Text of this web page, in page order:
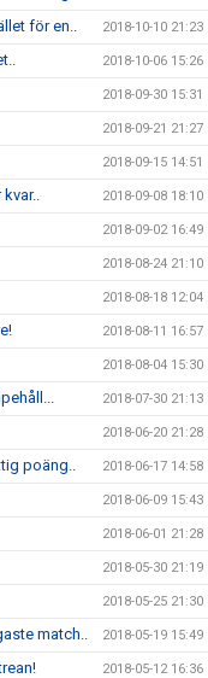
för en.. 2018-10-10 21:23
2018-10-06 15:26
2018-09-30 15:31
2018-09-21 21:27
2018-09-15 14:51
2018-09-08 18:10
2018-09-02 16:49
2018-08-24 21:10
2018-08-18 12:04
2018-08-11 16:57
2018-08-04 15:30
2018-07-30 21:13
2018-06-20 21:28
poäng.. 2018-06-17 14:58
2018-06-09 15:43
2018-06-01 21:28
2018-05-30 21:19
2018-05-25 21:30
match.. 2018-05-19 15:49
2018-05-12 16:36